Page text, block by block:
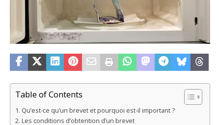
Table of Contents
Qu’est-ce qu’un brevet et pourquoi est-il important ?
Les conditions d’obtention d’un brevet